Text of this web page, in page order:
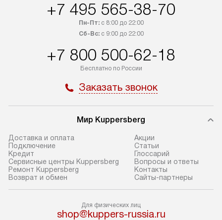
компания бесплатно доставит ваш
заказ до представительства
транспортной компании в Москве.
доставки у менеджера при
оформлении заказа.
В оговоренный день служба
требуется перенос прибора
до двери квартиры или до места
установки, предварительно
согласуйте это с менеджером.
За данную услугу взимается
они не позволяют пронести его
от категории
найти на нашем
нишу или на
+7 495 565-38-70
Пн-Пт:с 8:00 до 22:00
Сб-Вс:с 9:00 до 22:00
+7 800 500-62-18
Бесплатно по России
Заказать звонок
Мир Kuppersberg
Доставка и оплата
Подключение
Кредит
Сервисные центры Kuppersberg
Ремонт Kuppersberg
Возврат и обмен
Акции
Cтатьи
Глоссарий
Вопросы и ответы
Контакты
Сайты-партнеры
Для физических лиц
shop@kuppers-russia.ru